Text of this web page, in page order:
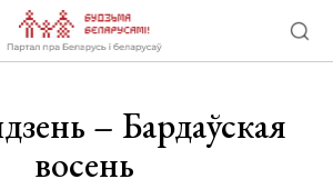
– Бардаўская
восень